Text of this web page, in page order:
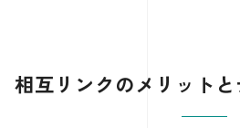
相互リンクのメリット